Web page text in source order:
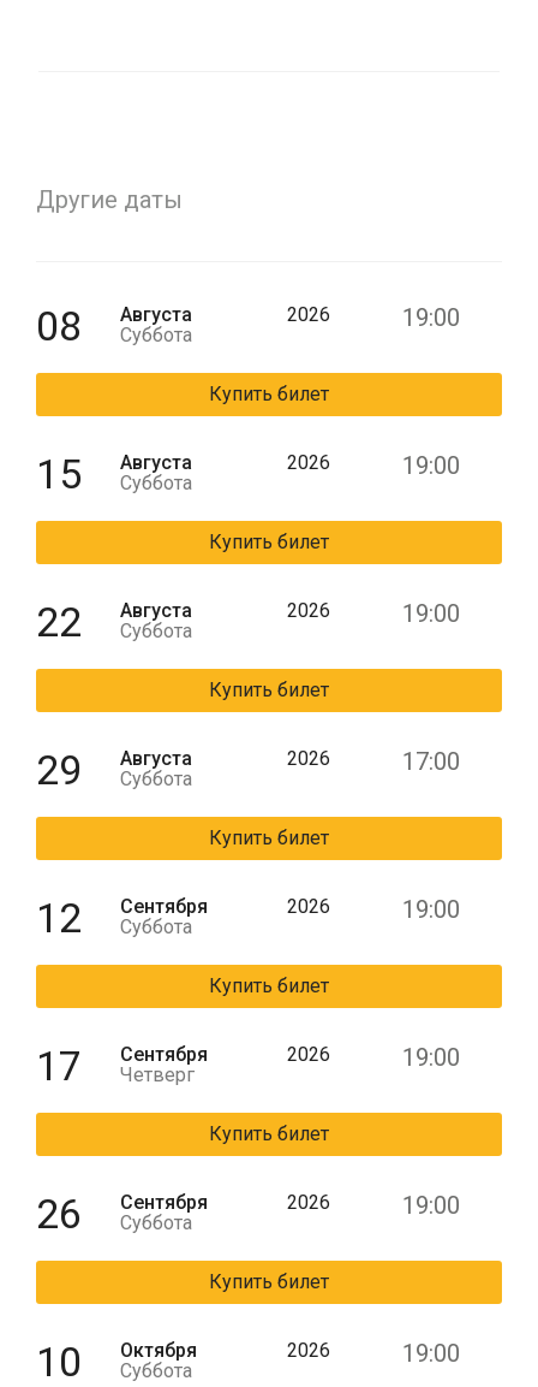
Другие даты
08
Августа
Суббота
2026 19:00
Купить билет
15
Августа
Суббота
2026 19:00
Купить билет
22
Августа
Суббота
2026 19:00
Купить билет
29
Августа
Суббота
2026 17:00
Купить билет
12
Сентября
Суббота
2026 19:00
Купить билет
17
Сентября
Четверг
2026 19:00
Купить билет
26
Сентября
Суббота
2026 19:00
Купить билет
10
Октября
Суббота
2026 19:00